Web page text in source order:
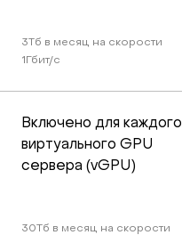
3Тб в месяц на скорости
1Гбит/c
Включено для каждого
виртуального GPU
сервера (vGPU)
30Тб в месяц на скорости